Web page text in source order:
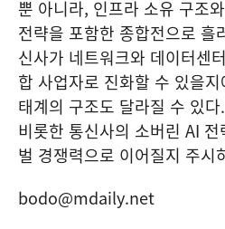
뿐 아니라, 인프라 소유 구조
전략을 포함한 종합전으로 흘
신사가 네트워크와 데이터센
합 사업자로 진화할 수 있을
태계의 구조도 달라질 수 있
비롯한 통신사의 소버린 AI
벌 경쟁력으로 이어질지 주시
bodo@mdaily.net